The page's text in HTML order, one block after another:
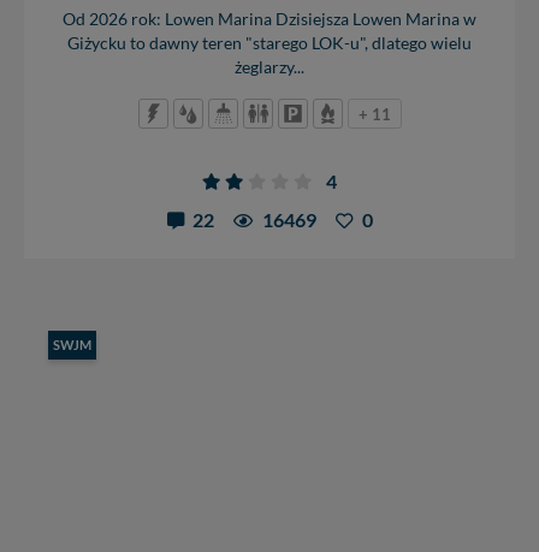
Od 2026 rok: Lowen Marina Dzisiejsza Lowen Marina w
Giżycku to dawny teren "starego LOK-u", dlatego wielu
żeglarzy...
+ 11
4
22
16469 0
SWJM